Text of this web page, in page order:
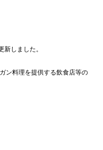
しました。
ン料理を提供する飲食店等の